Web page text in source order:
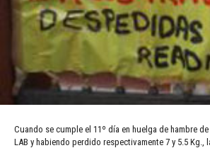
Cuando se cumple el 11º día en huelga de hambre
LAB y habiendo perdido respectivamente 7 y 5.5 Kg.,